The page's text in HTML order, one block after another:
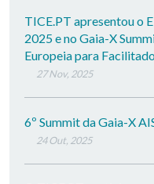
TICE.PT apresentou o
2025 e no Gaia-X
Europeia para
27 Nov, 2025
6º Summit da Gaia-X
24 Out, 2025